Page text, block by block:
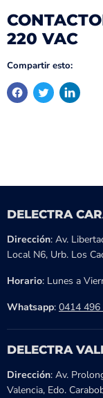
220 VAC
Compartir esto:
DELECTRA
Dirección: Av.
Local N6, Urb. Los
Horario: Lunes a
Whatsapp: 0414 496
DELECTRA
Dirección: Av.
Valencia, Edo.